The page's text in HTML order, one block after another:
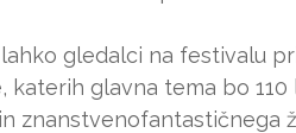
gledalci na festivalu
katerih glavna tema bo
znanstvenofantastičnega